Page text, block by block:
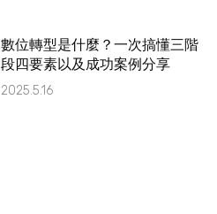
數位轉型是什麼？一次搞懂三階
段四要素以及成功案例分享
2025.5.16